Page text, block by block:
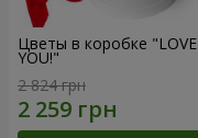
Цветы в коробке "LOVE
YOU!"
2 824 грн